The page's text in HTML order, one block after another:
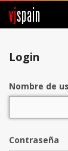
vjspain
Login
Nombre de
Contraseña